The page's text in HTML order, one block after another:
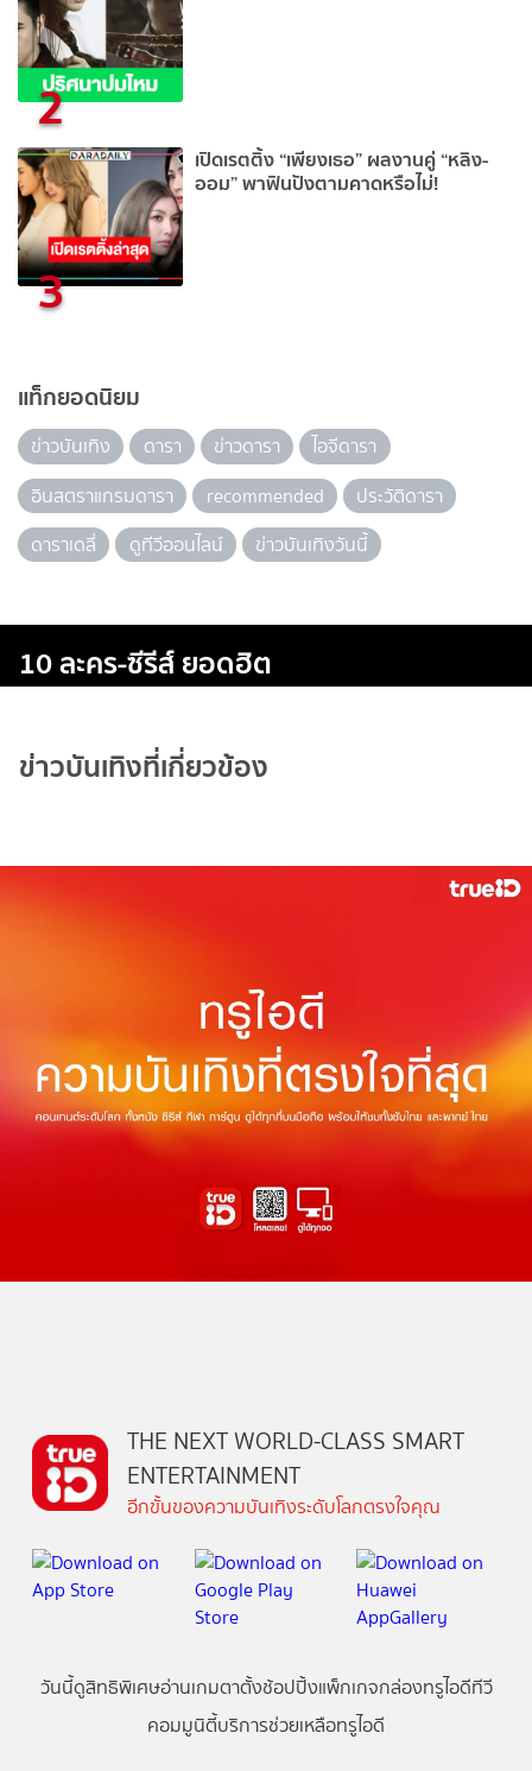
2
3
เปิดเรตติ้ง “เพียงเธอ” ผลงานคู่ “หลิง-
ออม” พาฟินปังตามคาดหรือไม่!
แท็กยอดนิยม
ข่าวบันเทิง ดารา ข่าวดารา
ไอจีดารา
อินสตราแกรมดารา
recommended
ประวัติดารา
ดาราเดลี่
ดูทีวีออนไลน์ ข่าวบันเทิงวันนี้
10 ละคร-ซีรีส์ ยอดฮิต
ข่าวบันเทิงที่เกี่ยวข้อง
THE NEXT WORLD-CLASS SMART
ENTERTAINMENT
อีกขั้นของความบันเทิงระดับโลกตรงใจคุณ
วันนี้ดูสิทธิพิเศษอ่านเกมตาตั้งช้อปปิ้งแพ็กเกจกล่องทรูไอดีทีวี
คอมมูนิตี้บริการช่วยเหลือทรูไอดี